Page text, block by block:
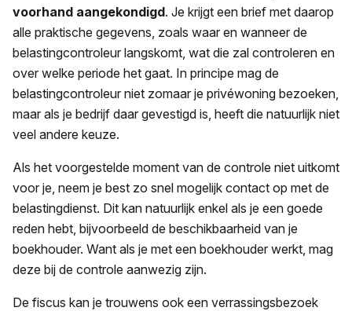
voorhand aangekondigd. Je krijgt een brief met daarop
alle praktische gegevens, zoals waar en wanneer de
belastingcontroleur langskomt, wat die zal controleren en
over welke periode het gaat. In principe mag de
belastingcontroleur niet zomaar je privéwoning bezoeken,
maar als je bedrijf daar gevestigd is, heeft die natuurlijk niet
veel andere keuze.
Als het voorgestelde moment van de controle niet uitkomt
voor je, neem je best zo snel mogelijk contact op met de
belastingdienst. Dit kan natuurlijk enkel als je een goede
reden hebt, bijvoorbeeld de beschikbaarheid van je
boekhouder. Want als je met een boekhouder werkt, mag
deze bij de controle aanwezig zijn.
De fiscus kan je trouwens ook een verrassingsbezoek